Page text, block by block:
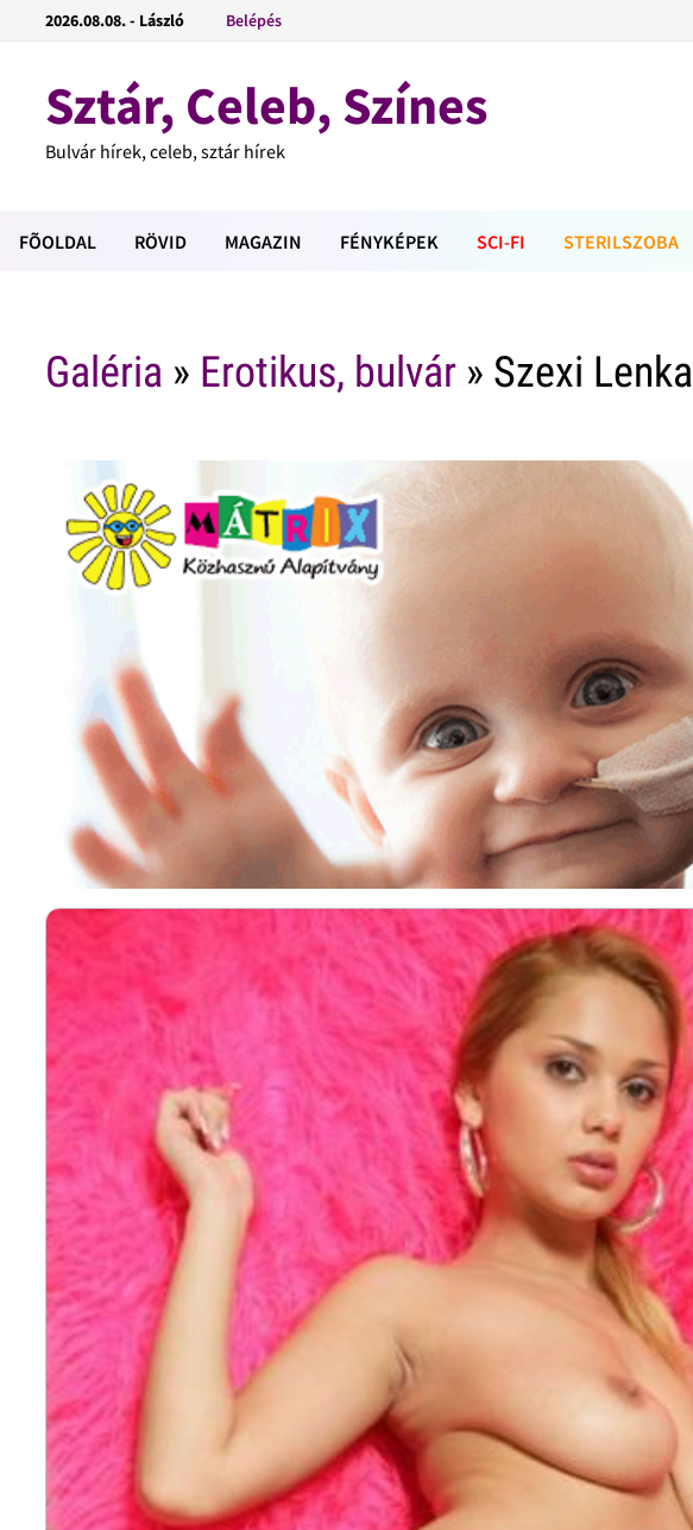
2026.08.08. - László Belépés
Sztár, Celeb, Színes
Bulvár hírek, celeb, sztár hírek
FÕOLDAL RÖVID MAGAZIN FÉNYKÉPEK SCI-FI STERILSZOBA
Galéria » Erotikus, bulvár » Szexi Lenka